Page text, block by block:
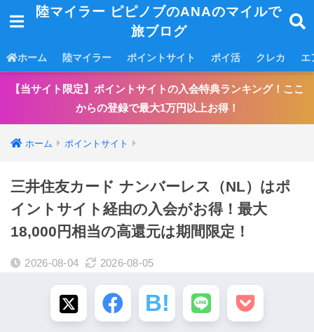
陸マイラー ピピノブのANAのマイルで
旅ブログ
ホーム 陸マイラー ポイントサイト ポイ活 クレカ エ
【当サイト限定】ポイントサイトの入会特典ランキング！ここ
からの登録で最大1万円以上お得！
ホーム ポイントサイト
三井住友カード ナンバーレス（NL）はポ
イントサイト経由の入会がお得！最大
18,000円相当の高還元は期間限定！
2026-08-04 2026-08-05